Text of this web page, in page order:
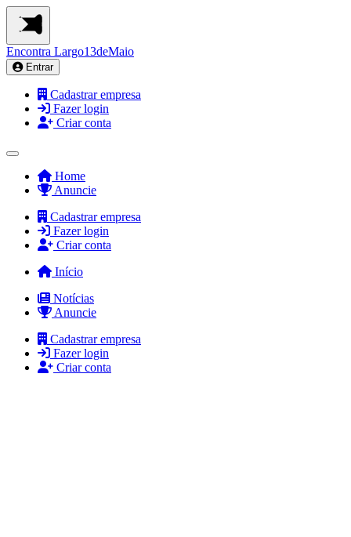
Encontra Largo13deMaio
Entrar
Cadastrar empresa
Fazer login
Criar conta
Home
Anuncie
Cadastrar empresa
Fazer login
Criar conta
Início
Notícias
Anuncie
Cadastrar empresa
Fazer login
Criar conta